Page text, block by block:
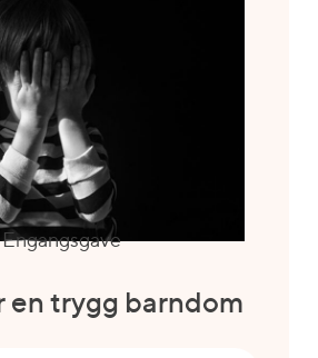
Engangsgave
en trygg barndom